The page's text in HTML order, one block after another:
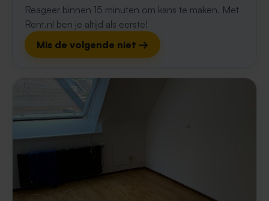
Reageer binnen 15 minuten om kans te maken. Met
Rent.nl ben je altijd als eerste!
Mis de volgende niet →